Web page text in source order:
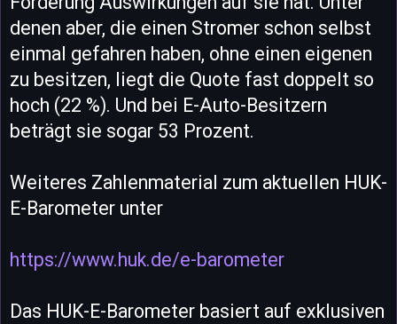
denen aber, die einen Stromer schon selbst
einmal gefahren haben, ohne einen eigenen
zu besitzen, liegt die Quote fast doppelt so
hoch (22 %). Und bei E-Auto-Besitzern
beträgt sie sogar 53 Prozent.
Weiteres Zahlenmaterial zum aktuellen HUK-
E-Barometer unter
https://www.huk.de/e-barometer
Das HUK-E-Barometer basiert auf exklusiven